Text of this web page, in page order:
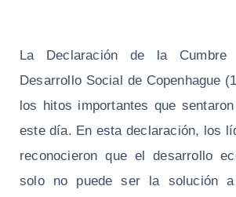
La Declaración de la Cumbre
Desarrollo Social de Copenhague
los hitos importantes que
este día. En esta declaración, los
reconocieron que el desarrollo
solo no puede ser la solución a